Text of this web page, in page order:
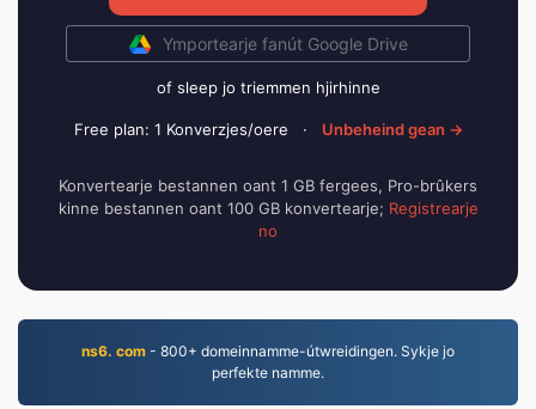
Ymportearje fanút Google Drive
of sleep jo triemmen hjirhinne
Free plan: 1 Konverzjes/oere · Unbeheind gean →
Konvertearje bestannen oant 1 GB fergees, Pro-brûkers
kinne bestannen oant 100 GB konvertearje; Registrearje
no
ns6. com - 800+ domeinnamme-útwreidingen. Sykje jo
perfekte namme.